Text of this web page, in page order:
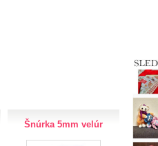
Šnúrka 5mm velúr